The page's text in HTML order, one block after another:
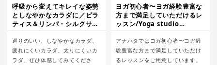
呼吸から変えてキレイな姿勢
としなやかなカラダに／ピラ
ティス＆リンパ・シルクサス
ペンションのStudio K
巡りのいい、しなやかなカラダ、
疲れにくいカラダ、太りにくいカ
ラダ、ぜひ体感してみてくださ
ヨガ初心者〜ヨガ経験豊富な
方まで満足していただけるレ
ッスン/Yoga studio
Anahata
アナハタではヨガ初心者〜ヨガ経
験豊富な方まで満足していただけ
るレッスンをご用意しています。